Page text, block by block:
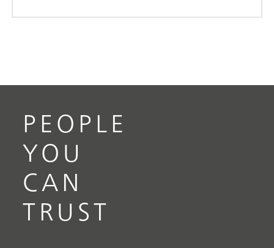
PEOPLE
YOU
CAN
TRUST